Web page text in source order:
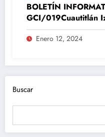
BOLETÍN
GCI/019Cuautitlán
México, 12 de
Enero 12, 2024
Buscar